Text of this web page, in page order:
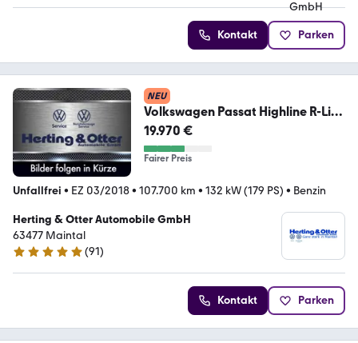
Kontakt Parken
NEU
Volkswagen Passat Highline R-Line
Leder PDCv+h Rückfahrkam.
19.970 €
Fairer Preis
Unfallfrei • EZ 03/2018• 107.700 km • 132 kW (179 PS) • Benzin
Herting & Otter Automobile GmbH
63477 Maintal
4.9 Sterne
(91)
Kontakt Parken